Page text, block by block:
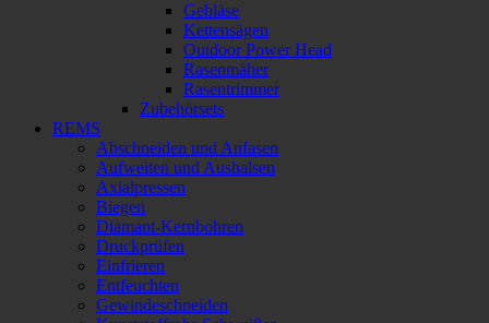
Gebläse
Kettensägen
Outdoor Power Head
Rasenmäher
Rasentrimmer
Zubehörsets
REMS
Abschneiden und Anfasen
Aufweiten und Aushalsen
Axialpressen
Biegen
Diamant-Kernbohren
Druckprüfen
Einfrieren
Entfeuchten
Gewindeschneiden